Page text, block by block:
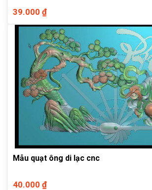
39.000 ₫
Mẫu quạt ông di lạc cnc
40.000 ₫